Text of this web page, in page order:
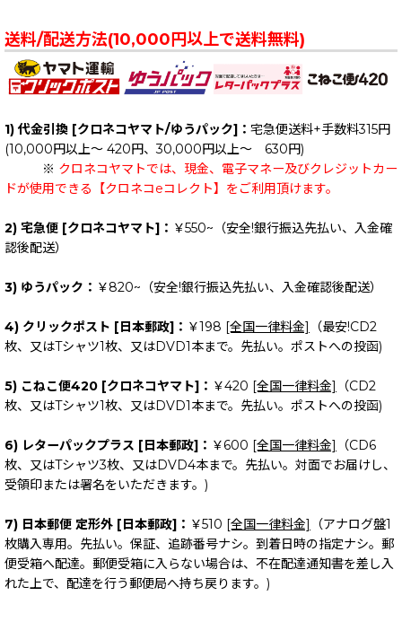
送料/配送方法(10,000円以上で送料無料)
1) 代金引換 [クロネコヤマト/ゆうパック]： 宅急便送料+手数料315円
(10,000円以上～ 420円、30,000円以上～ 630円)
※ クロネコヤマトでは、現金、電子マネー及びクレジットカー
ドが使用できる【クロネコeコレクト】をご利用頂けます。
2) 宅急便 [クロネコヤマト]： ￥550~（安全!銀行振込先払い、入金確
認後配送）
3) ゆうパック： ￥820~（安全!銀行振込先払い、入金確認後配送）
4) クリックポスト [日本郵政]： ￥198 [全国一律料金]
（最安!CD2
枚、又はTシャツ1枚、又はDVD1本まで。先払い。ポストへの投函)
5) こねこ便420 [クロネコヤマト]： ￥420 [全国一律料金]
（CD2
枚、又はTシャツ1枚、又はDVD1本まで。先払い。ポストへの投函)
6) レターパックプラス [日本郵政]： ￥600 [全国一律料金]
（CD6
枚、又はTシャツ3枚、又はDVD4本まで。先払い。対面でお届けし、
受領印または署名をいただきます。)
7) 日本郵便 定形外 [日本郵政]： ￥510 [全国一律料金]
（アナログ盤1
枚購入専用。先払い。保証、追跡番号ナシ。到着日時の指定ナシ。郵
便受箱へ配達。郵便受箱に入らない場合は、不在配達通知書を差し入
れた上で、配達を行う郵便局へ持ち戻ります。)